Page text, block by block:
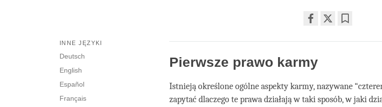
on
facebook
INNE JĘZYKI
Deutsch
English
Español
Français
Pierwsze prawo karmy
Istnieją określone ogólne aspekty karmy, nazywane
zapytać dlaczego te prawa działają w taki sposób, w jaki